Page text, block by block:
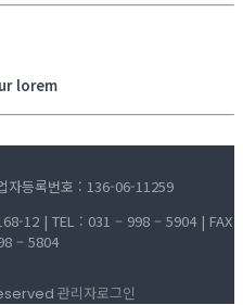
lorem
자등록번호 : 136-06-11259
12 | TEL : 031 – 998 – 5904 | FAX
– 5804
관리자로그인